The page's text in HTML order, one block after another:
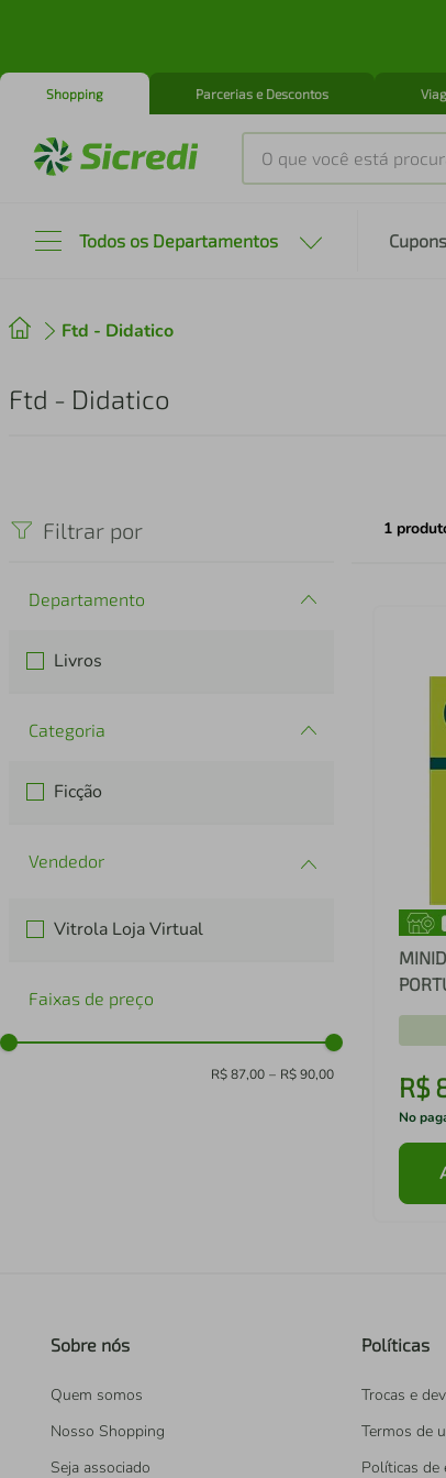
Shopping Parcerias e Descontos
O que você está
Todos os Departamentos Cupons
Ftd - Didatico
Ftd - Didatico
Filtrar por
Departamento
Livros
Categoria
Ficção
Vitrola Loja Virtual
Faixas de preço
R$ 87,00 – R$ 90,00
1
R$
No
Sobre nós
Quem somos
Nosso Shopping
Seja associado
Políticas
Trocas e
Termos de
Políticas de